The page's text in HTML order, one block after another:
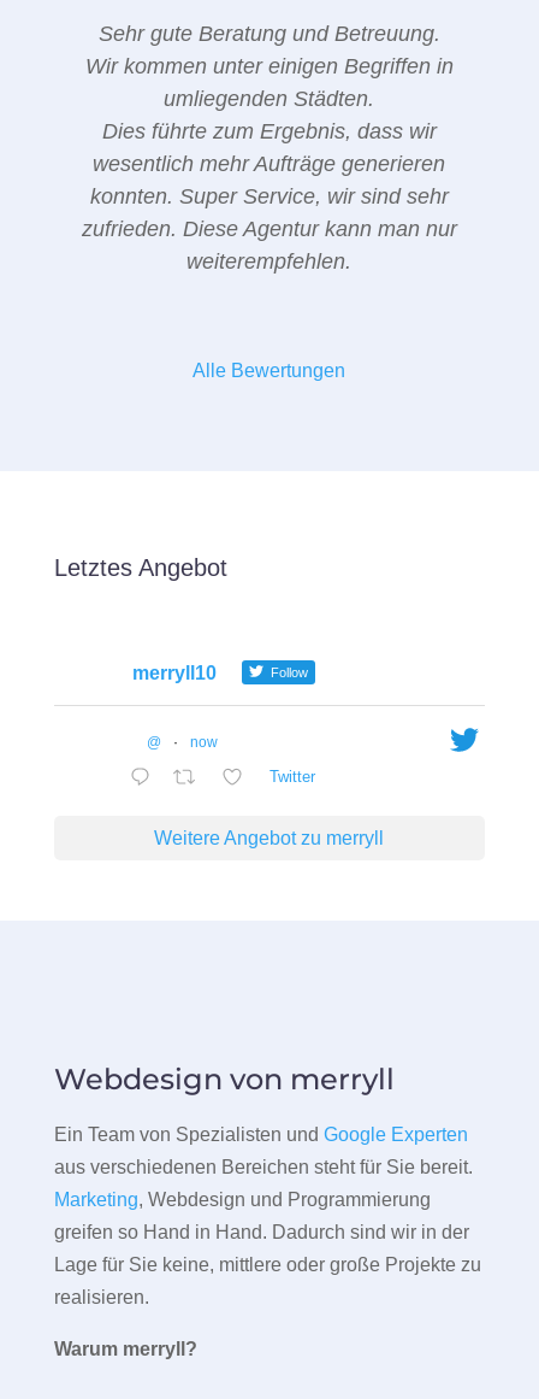
Sehr gute Beratung und Betreuung.
Wir kommen unter einigen Begriffen in
umliegenden Städten.
Dies führte zum Ergebnis, dass wir
wesentlich mehr Aufträge generieren
konnten. Super Service, wir sind sehr
zufrieden. Diese Agentur kann man nur
weiterempfehlen.
Alle Bewertungen
Letztes Angebot
merryll10 Follow
@ · now
Twitter
Weitere Angebot zu merryll
Webdesign von merryll
Ein Team von Spezialisten und Google Experten
aus verschiedenen Bereichen steht für Sie bereit.
Marketing, Webdesign und Programmierung
greifen so Hand in Hand. Dadurch sind wir in der
Lage für Sie keine, mittlere oder große Projekte zu
realisieren.
Warum merryll?